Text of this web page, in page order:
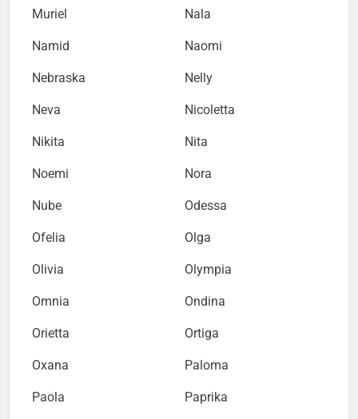
Muriel Nala
Namid Naomi
Nebraska Nelly
Neva Nicoletta
Nikita Nita
Noemi Nora
Nube Odessa
Ofelia Olga
Olivia Olympia
Omnia Ondina
Orietta Ortiga
Oxana Paloma
Paola Paprika